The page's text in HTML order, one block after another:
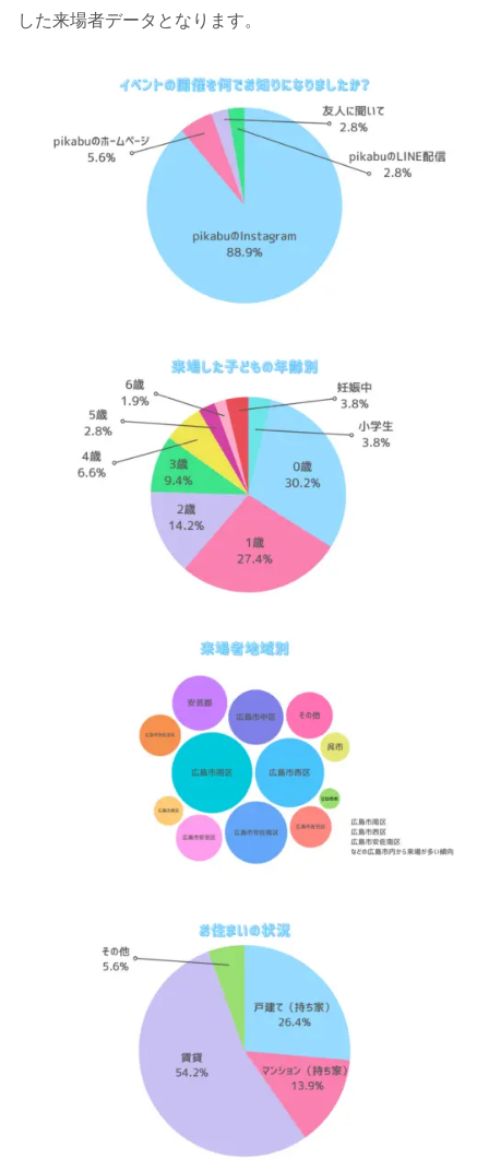
した来場者データとなります。